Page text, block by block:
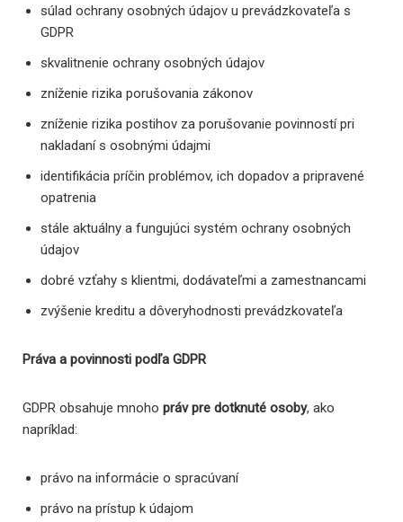
súlad ochrany osobných údajov u prevádzkovateľa s
GDPR
skvalitnenie ochrany osobných údajov
zníženie rizika porušovania zákonov
zníženie rizika postihov za porušovanie povinností pri
nakladaní s osobnými údajmi
identifikácia príčin problémov, ich dopadov a pripravené
opatrenia
stále aktuálny a fungujúci systém ochrany osobných
údajov
dobré vzťahy s klientmi, dodávateľmi a zamestnancami
zvýšenie kreditu a dôveryhodnosti prevádzkovateľa
Práva a povinnosti podľa GDPR
GDPR obsahuje mnoho práv pre dotknuté osoby, ako
napríklad:
právo na informácie o spracúvaní
právo na prístup k údajom